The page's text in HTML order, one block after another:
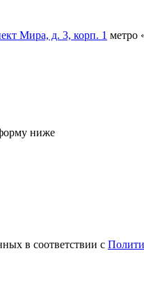
Мира, д. 3, корп. 1 метро
ниже
в соответствии с